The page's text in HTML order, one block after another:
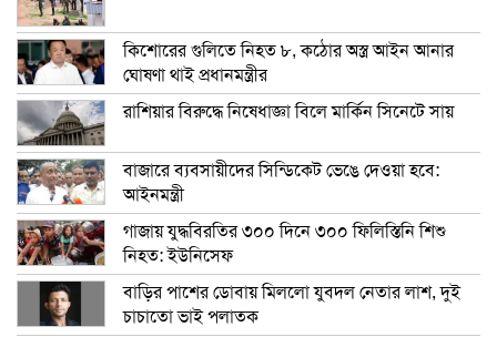
কিশোরের গুলিতে নিহত ৮, কঠোর অস্ত্র আইন আনার
ঘোষণা থাই প্রধানমন্ত্রীর
রাশিয়ার বিরুদ্ধে নিষেধাজ্ঞা বিলে মার্কিন সিনেটে সায়
বাজারে ব্যবসায়ীদের সিন্ডিকেট ভেঙে দেওয়া হবে:
আইনমন্ত্রী
গাজায় যুদ্ধবিরতির ৩০০ দিনে ৩০০ ফিলিস্তিনি শিশু
নিহত: ইউনিসেফ
বাড়ির পাশের ডোবায় মিললো যুবদল নেতার লাশ, দুই
চাচাতো ভাই পলাতক